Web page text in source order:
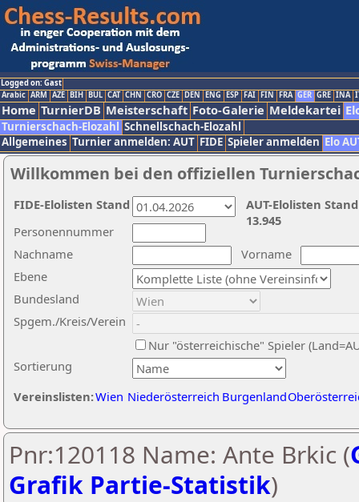
Logged on: Gast
Arabic ARM AZE BIH BUL CAT CHN CRO CZE DEN ENG ESP FAI FIN FRA GER GRE INA
Home TurnierDB Meisterschaft Foto-Galerie Meldekartei
Turnierschach-Elozahl Schnellschach-Elozahl
Allgemeines Turnier anmelden: AUT FIDE Spieler anmelden Elo
Willkommen bei den offiziellen
Nachname
Vorname
Ebene
Sortierung
Personennummer
Bundesland
Spgem./Kreis/Verein
Nur "österreichische" Spieler
Vereinslisten:Wien Niederösterreich Burgenland
AUT-Elolisten
13.945
FIDE-Elolisten Stand
Pnr:120118 Name: Ante Brkic (
Grafik Partie-Statistik)